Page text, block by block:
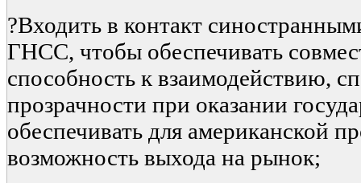
?Входить в контакт
ГНСС, чтобы обеспечивать
способность к взаимодействию,
прозрачности при оказании
обеспечивать для американской
возможность выхода на рынок;